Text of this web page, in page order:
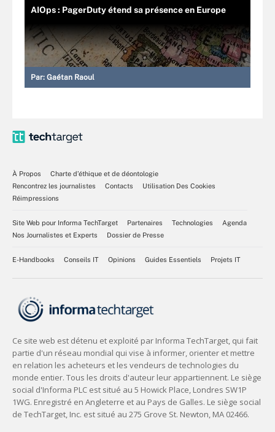
AIOps : PagerDuty étend sa présence en Europe
Par: Gaétan Raoul
À Propos
Charte d’éthique et de déontologie
Rencontrez les journalistes
Contacts
Utilisation Des Cookies
Réimpressions
Site Web pour Informa TechTarget Partenaires Technologies
Agenda
Nos Journalistes et Experts
Dossier de Presse
E-Handbooks Conseils IT Opinions Guides Essentiels Projets IT